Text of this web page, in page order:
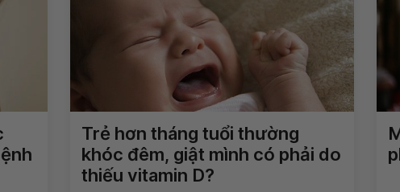
Trẻ hơn tháng tuổi thường
khóc đêm, giật mình có phải do
thiếu vitamin D?